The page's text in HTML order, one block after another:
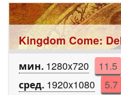
Kingdom Come:
мин. 1280x720 11.5
сред. 1920x1080 5.7